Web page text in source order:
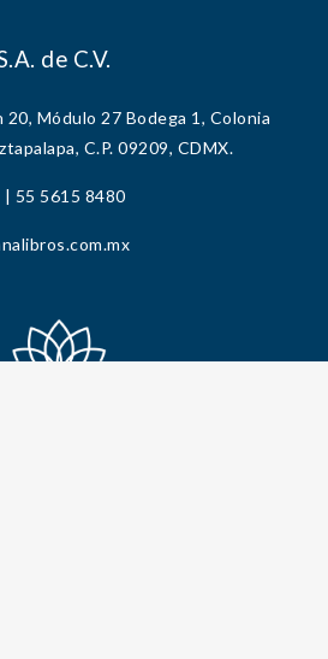
de C.V.
20, Módulo 27 Bodega 1, Colonia
C.P. 09209, CDMX.
55 5615 8480